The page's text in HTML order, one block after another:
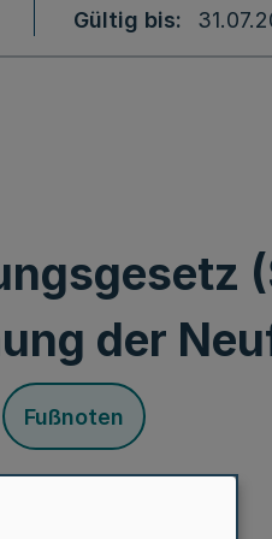
Gültig bis
der
Fußnoten